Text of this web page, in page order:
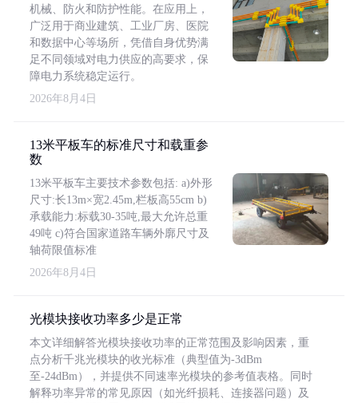
机械、防火和防护性能。在应用上，
广泛用于商业建筑、工业厂房、医院
和数据中心等场所，凭借自身优势满
足不同领域对电力供应的高要求，保
障电力系统稳定运行。
2026年8月4日
13米平板车的标准尺寸和载重参
数
13米平板车主要技术参数包括: a)外形
尺寸:长13m×宽2.45m,栏板高55cm b)
承载能力:标载30-35吨,最大允许总重
49吨 c)符合国家道路车辆外廓尺寸及
轴荷限值标准
2026年8月4日
光模块接收功率多少是正常
本文详细解答光模块接收功率的正常范围及影响因素，重
点分析千兆光模块的收光标准（典型值为-3dBm
至-24dBm），并提供不同速率光模块的参考值表格。同时
解释功率异常的常见原因（如光纤损耗、连接器问题）及